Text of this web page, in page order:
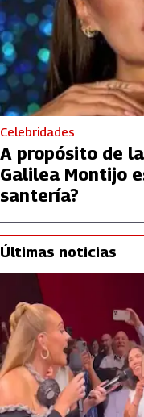
Celebridades
A propósito de
Galilea Montijo
santería?
Últimas noticias